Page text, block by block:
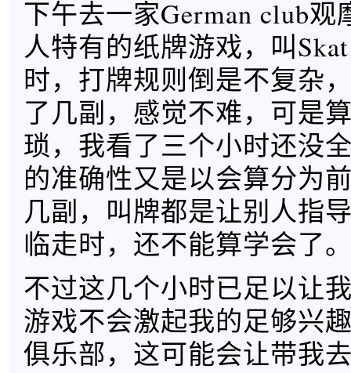
下午去一家German club观
人特有的纸牌游戏，叫
时，打牌规则倒是不复杂
了几副，感觉不难，可是
琐，我看了三个小时还没
的准确性又是以会算分为
几副，叫牌都是让别人指
临走时，还不能算学会了
不过这几个小时已足以让
游戏不会激起我的足够兴
俱乐部，这可能会让带我